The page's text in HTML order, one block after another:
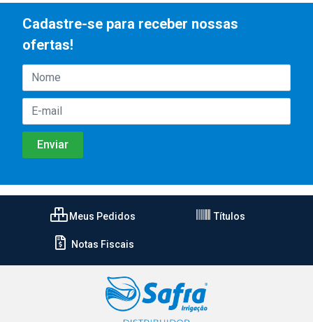
Cadastre-se para receber nossas
ofertas!
Meus Pedidos Títulos
Notas Fiscais